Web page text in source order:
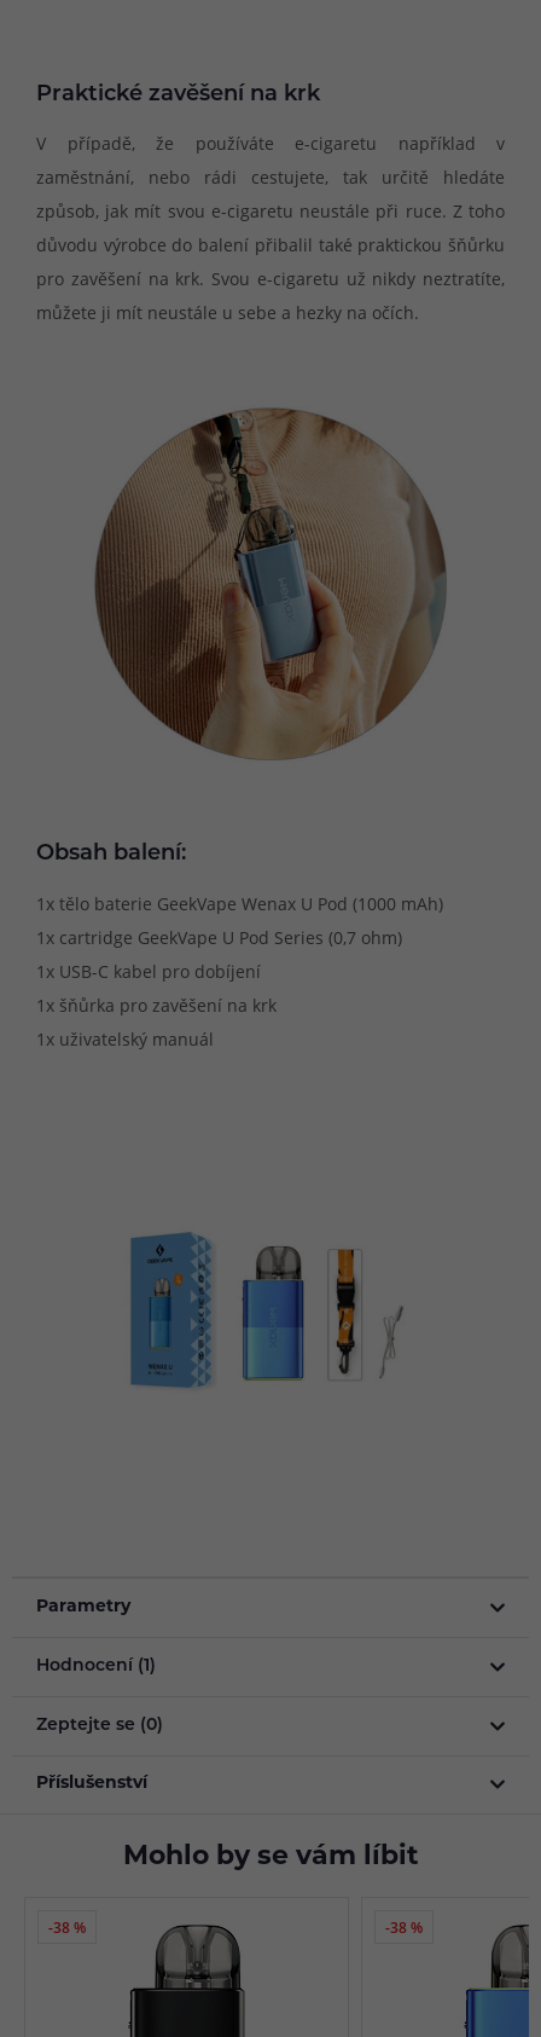
Praktické zavěšení na krk
V případě, že používáte e-cigaretu například v
zaměstnání, nebo rádi cestujete, tak určitě hledáte
způsob, jak mít svou e-cigaretu neustále při ruce. Z toho
důvodu výrobce do balení přibalil také praktickou šňůrku
pro zavěšení na krk. Svou e-cigaretu už nikdy neztratíte,
můžete ji mít neustále u sebe a hezky na očích.
Obsah balení:
1x tělo baterie GeekVape Wenax U Pod (1000 mAh)
1x cartridge GeekVape U Pod Series (0,7 ohm)
1x USB-C kabel pro dobíjení
1x šňůrka pro zavěšení na krk
1x uživatelský manuál
Parametry
Hodnocení (1)
Zeptejte se (0)
Příslušenství
Mohlo by se vám líbit
-38 % -38 %